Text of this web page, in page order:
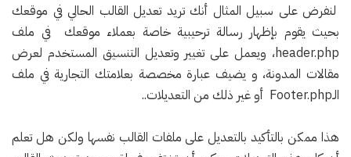
لنفرض على سبيل المثال أنك تريد تعديل القالب الحالي في موقعك
بحيث يقوم بإظهار رسالة ترحيبية خاصة بعملاء موقعك في ملف
header.php، ويعمل على تغيير وتعديل التنسيق المستخدم لعرض
مقالات المدونة، و يضيف عبارة مخصصة بعلامتك التجارية في ملف
الـFooter.php أو غير ذلك من التعديلات..
هذا ممكن بالتأكيد بالتعديل على ملفات القالب نفسها ولكن هل تعلم